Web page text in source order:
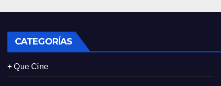
CATEGORÍAS
+ Que Cine